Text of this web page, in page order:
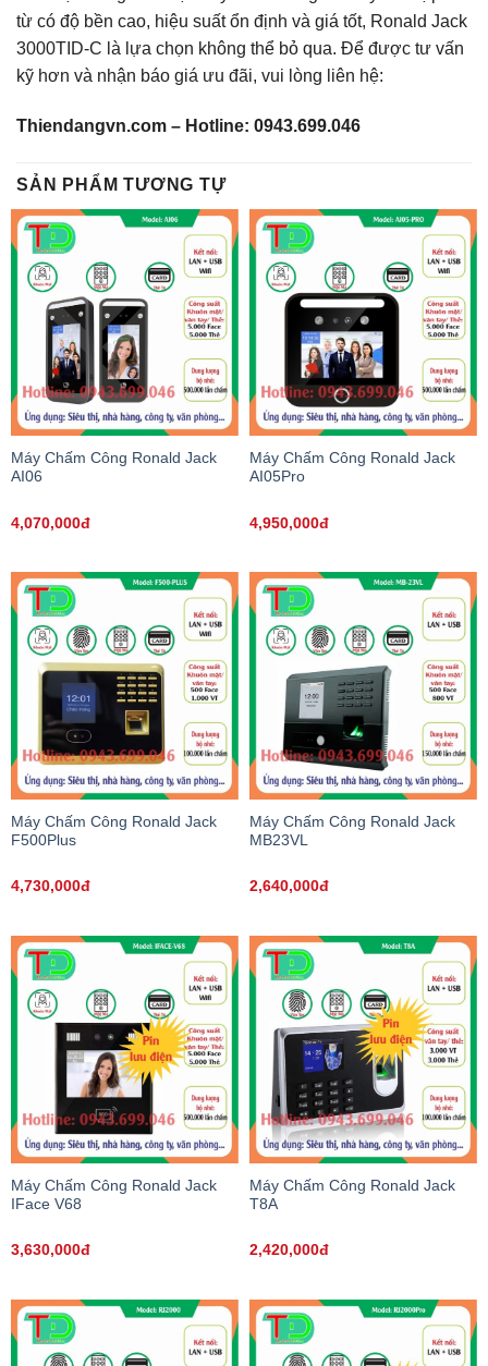
từ có độ bền cao, hiệu suất ổn định và giá tốt, Ronald Jack
3000TID-C là lựa chọn không thể bỏ qua. Để được tư vấn
kỹ hơn và nhận báo giá ưu đãi, vui lòng liên hệ:
Thiendangvn.com – Hotline: 0943.699.046
SẢN PHẨM TƯƠNG TỰ
Máy Chấm Công Ronald Jack
AI06
4,070,000đ
Máy Chấm Công Ronald Jack
AI05Pro
4,950,000đ
Máy Chấm Công Ronald Jack
F500Plus
4,730,000đ
Máy Chấm Công Ronald Jack
MB23VL
2,640,000đ
Máy Chấm Công Ronald Jack
IFace V68
3,630,000đ
Máy Chấm Công Ronald Jack
T8A
2,420,000đ